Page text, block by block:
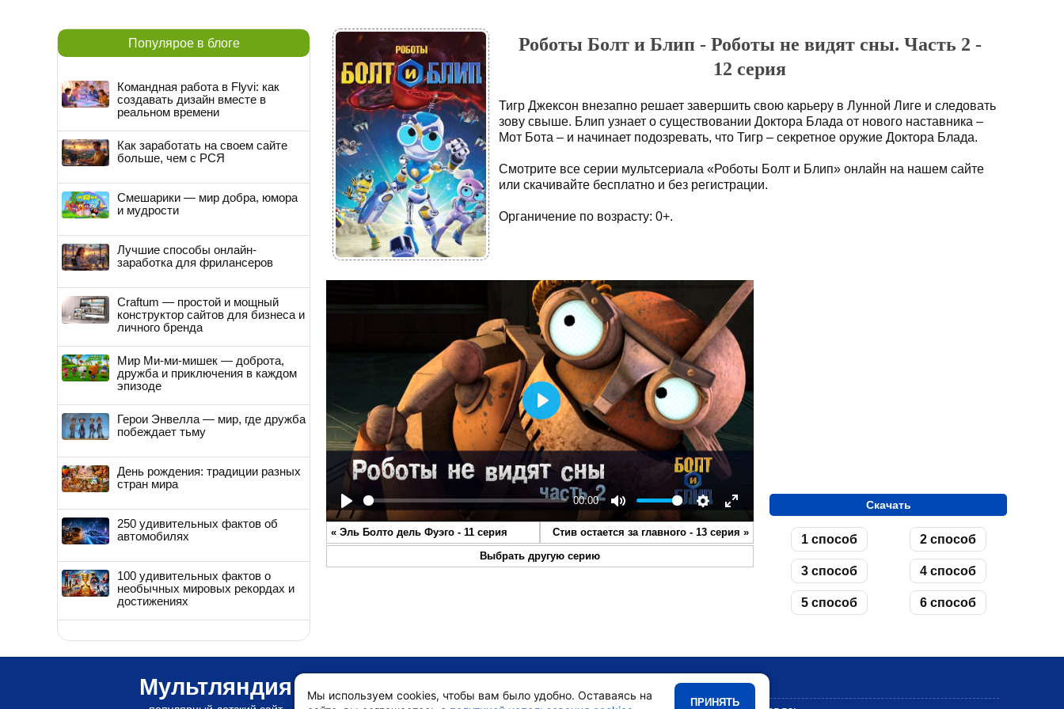
Роботы Болт и Блип - Роботы не видят сны. Часть 2 -
12 серия
Тигр Джексон внезапно решает завершить свою карьеру в Лунной Лиге и следовать
зову свыше. Блип узнает о существовании Доктора Блада от нового наставника –
Мот Бота – и начинает подозревать, что Тигр – секретное оружие Доктора Блада.
Смотрите все серии мультсериала «Роботы Болт и Блип» онлайн на нашем сайте
или скачивайте бесплатно и без регистрации.
Органичение по возрасту: 0+.
Play
00:00
Mute Settings
Enter
fullscreen
Play
« Эль Болто дель Фуэго - 11 серия Стив остается за главного - 13 серия »
Выбрать другую серию
Скачать
1 способ 2 способ
3 способ 4 способ
5 способ 6 способ
Популярое в блоге
Командная работа в Flyvi: как
создавать дизайн вместе в
реальном времени
Как заработать на своем сайте
больше, чем с РСЯ
Смешарики — мир добра, юмора
и мудрости
Лучшие способы онлайн-
заработка для фрилансеров
Craftum — простой и мощный
конструктор сайтов для бизнеса и
личного бренда
Мир Ми-ми-мишек — доброта,
дружба и приключения в каждом
эпизоде
Герои Энвелла — мир, где дружба
побеждает тьму
День рождения: традиции разных
стран мира
250 удивительных фактов об
автомобилях
100 удивительных фактов о
необычных мировых рекордах и
достижениях
Мультляндия •Мультики
Мы используем cookies, чтобы вам было удобно. Оставаясь на
ПРИНЯТЬ